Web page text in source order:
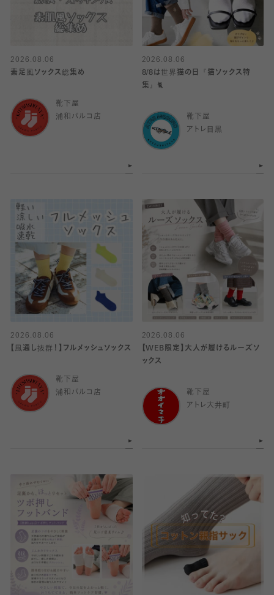
2026.08.06
素足風ソックス総集め
靴下屋
浦和パルコ店
2026.08.06
8/8は世界猫の日『猫ソックス特
集』🐈
靴下屋
アトレ目黒
2026.08.06
【風通し抜群！】フルメッシュソックス
靴下屋
浦和パルコ店
2026.08.06
【WEB限定】大人が履けるルーズソ
ックス
靴下屋
アトレ大井町